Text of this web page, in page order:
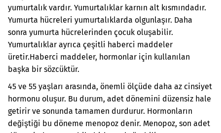
yumurtalık vardır. Yumurtalıklar karnın alt kısmındadır.
Yumurta hücreleri yumurtalıklarda olgunlaşır. Daha
sonra yumurta hücrelerinden çocuk oluşabilir.
Yumurtalıklar ayrıca çeşitli haberci maddeler
üretir.Haberci maddeler, hormonlar için kullanılan
başka bir sözcüktür.
45 ve 55 yaşları arasında, önemli ölçüde daha az cinsiyet
hormonu oluşur. Bu durum, adet dönemini düzensiz hale
getirir ve sonunda tamamen durdurur. Hormonların
değiştiği bu döneme menopoz denir. Menopoz, son adet